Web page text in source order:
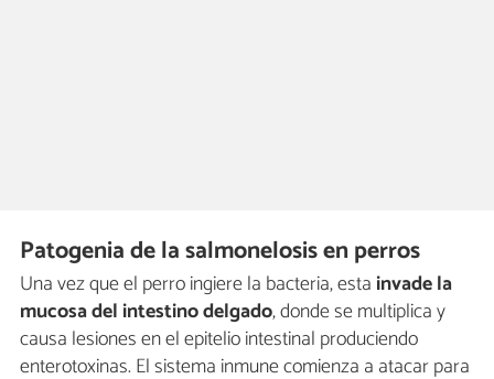
Patogenia de la salmonelosis en perros
Una vez que el perro ingiere la bacteria, esta invade la
mucosa del intestino delgado, donde se multiplica y
causa lesiones en el epitelio intestinal produciendo
enterotoxinas. El sistema inmune comienza a atacar para